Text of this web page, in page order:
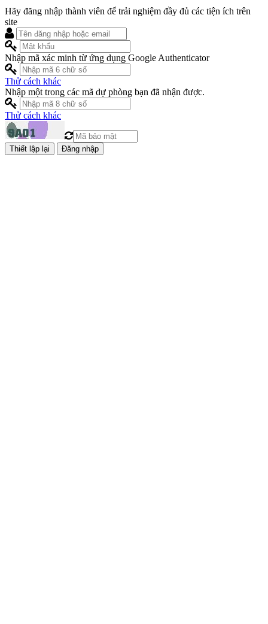
Hãy đăng nhập thành viên để trải nghiệm đầy đủ các tiện ích trên
site
Nhập mã xác minh từ ứng dụng Google Authenticator
Thử cách khác
Nhập một trong các mã dự phòng bạn đã nhận được.
Thử cách khác
Đăng nhập